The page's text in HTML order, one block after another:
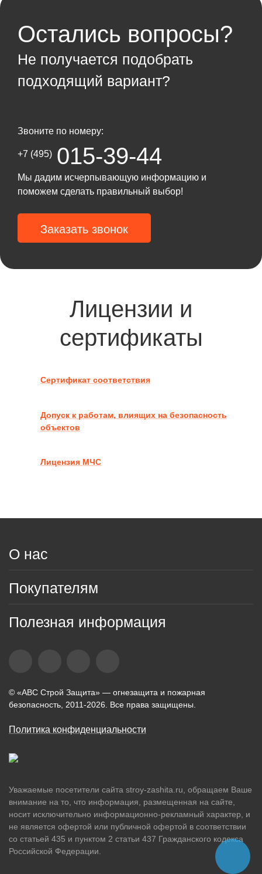
Остались вопросы?
Не получается подобрать
подходящий вариант?
Звоните по номеру:
+7 (495) 015-39-44
Мы дадим исчерпывающую информацию и
поможем сделать правильный выбор!
Заказать звонок
Лицензии и
сертификаты
Сертификат соответствия
Допуск к работам, влиящих на безопасность
объектов
Лицензия МЧС
О нас
Покупателям
Полезная информация
© «АВС Строй Защита» — огнезащита и пожарная
безопасность, 2011-2026. Все права защищены.
Политика конфиденциальности
Уважаемые посетители сайта stroy-zashita.ru, обращаем Ваше
внимание на то, что информация, размещенная на сайте,
носит исключительно информационно-рекламный характер, и
не является офертой или публичной офертой в соответствии
со статьей 435 и пунктом 2 статьи 437 Гражданского кодекса
Российской Федерации.